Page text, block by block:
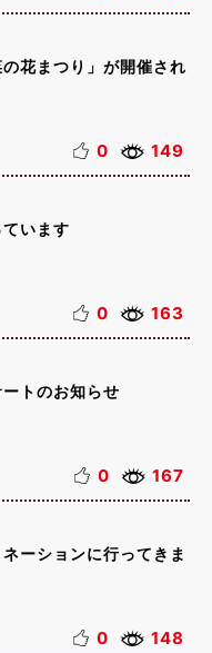
花まつり」が開催され
0 149
います
0 163
トのお知らせ
0 167
ーションに行ってきま
0 148